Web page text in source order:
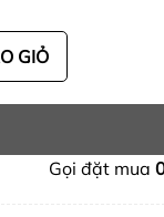
GIỎ
Gọi đặt mua